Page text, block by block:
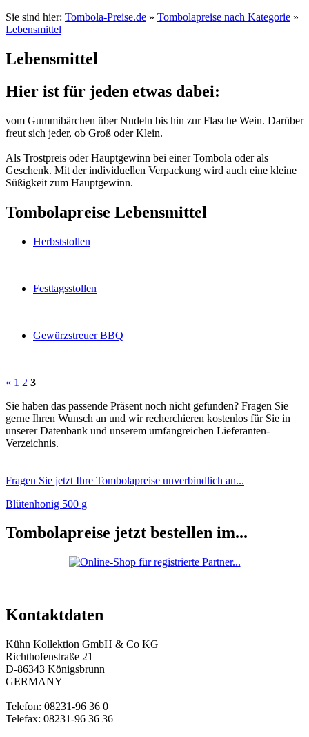
Sie sind hier: Tombola-Preise.de » Tombolapreise nach Kategorie »
Lebensmittel
Lebensmittel
Hier ist für jeden etwas dabei:
vom Gummibärchen über Nudeln bis hin zur Flasche Wein. Darüber
freut sich jeder, ob Groß oder Klein.
Als Trostpreis oder Hauptgewinn bei einer Tombola oder als
Geschenk. Mit der individuellen Verpackung wird auch eine kleine
Süßigkeit zum Hauptgewinn.
Tombolapreise Lebensmittel
Herbststollen
Festtagsstollen
Gewürzstreuer BBQ
« 1 2 3
Sie haben das passende Präsent noch nicht gefunden? Fragen Sie
gerne Ihren Wunsch an und wir recherchieren kostenlos für Sie in
unserer Datenbank und unserem umfangreichen Lieferanten-
Verzeichnis.
Fragen Sie jetzt Ihre Tombolapreise unverbindlich an...
Blütenhonig 500 g
Tombolapreise jetzt bestellen im...
Kontaktdaten
Kühn Kollektion GmbH & Co KG
Richthofenstraße 21
D-86343 Königsbrunn
GERMANY
Telefon: 08231-96 36 0
Telefax: 08231-96 36 36